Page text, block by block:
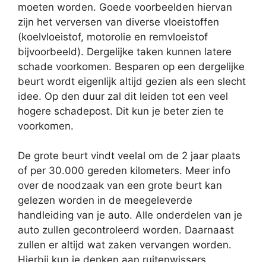
moeten worden. Goede voorbeelden hiervan
zijn het verversen van diverse vloeistoffen
(koelvloeistof, motorolie en remvloeistof
bijvoorbeeld). Dergelijke taken kunnen latere
schade voorkomen. Besparen op een dergelijke
beurt wordt eigenlijk altijd gezien als een slecht
idee. Op den duur zal dit leiden tot een veel
hogere schadepost. Dit kun je beter zien te
voorkomen.
De grote beurt vindt veelal om de 2 jaar plaats
of per 30.000 gereden kilometers. Meer info
over de noodzaak van een grote beurt kan
gelezen worden in de meegeleverde
handleiding van je auto. Alle onderdelen van je
auto zullen gecontroleerd worden. Daarnaast
zullen er altijd wat zaken vervangen worden.